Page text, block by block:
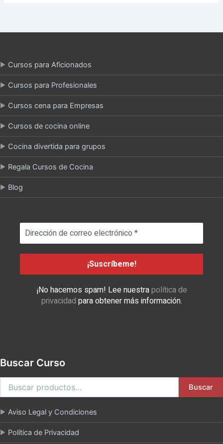
Cursos para Aficionados
Cursos para Profesionales
Cursos cena para Empresas
Cursos de cocina online
Cocina divertida para grupos
Regala Cursos de Cocina
Blog
¡No hacemos spam! Lee nuestrapolítica de
privacidad para obtener más información.
Buscar Curso
Buscar
Aviso Legal y Condiciones
Política de Privacidad